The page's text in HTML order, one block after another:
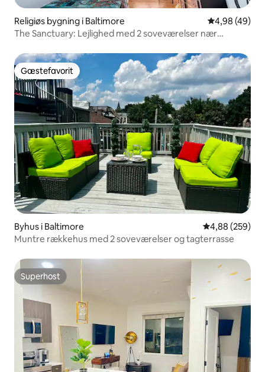
Religiøs bygning i Baltimore 4,98 ud af 5 i
4,98 (49)
The Sanctuary: Lejlighed med 2 soveværelser nær
Gæstefavorit
Gæstefavorit
Byhus i Baltimore 4,88 ud af 5 i
4,88 (259)
Muntre rækkehus med 2 soveværelser og tagterrasse
Superhost
Superhost